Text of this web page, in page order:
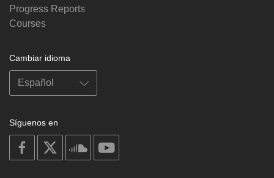
Progress Reports
Courses
Cambiar idioma
Síguenos en
on
facebook
soundcloud